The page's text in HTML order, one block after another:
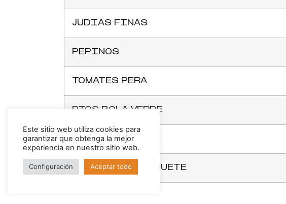
JUDIAS FINAS
PEPINOS
TOMATES PERA
PTOS BOLA VERDE
PTOS BOLA ROJA
CALABAZA CACAHUETE
Este sitio web utiliza cookies para
garantizar que obtenga la mejor
experiencia en nuestro sitio web.
Configuración Aceptar todo